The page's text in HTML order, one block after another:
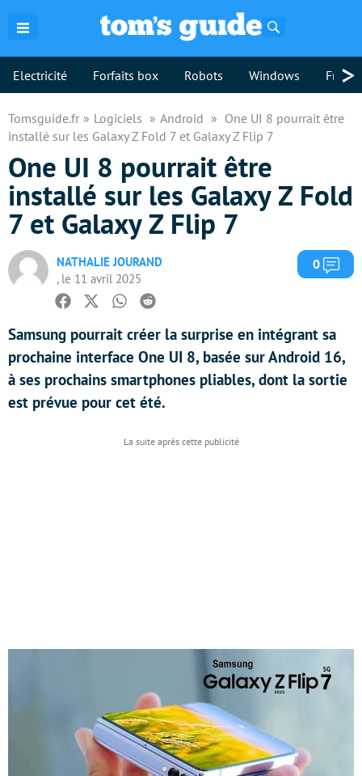
Electricité Forfaits box Robots Windows >
Tomsguide.fr Logiciels Android
One UI 8 pourrait être
installé sur les Galaxy Z Fold 7 et Galaxy Z Flip 7
One UI 8 pourrait être
installé sur les Galaxy Z Fold
7 et Galaxy Z Flip 7
NATHALIE JOURAND
, le 11 avril 2025
0
Facebook
TwitterWhatsapp
Reddit
Samsung pourrait créer la surprise en intégrant sa
prochaine interface One UI 8, basée sur Android 16,
à ses prochains smartphones pliables, dont la sortie
est prévue pour cet été.